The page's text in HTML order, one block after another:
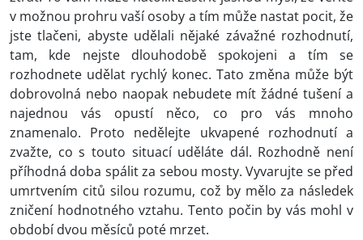
v možnou prohru vaší osoby a tím může nastat pocit, že
jste tlačeni, abyste udělali nějaké závažné rozhodnutí,
tam, kde nejste dlouhodobě spokojeni a tím se
rozhodnete udělat rychlý konec. Tato změna může být
dobrovolná nebo naopak nebudete mít žádné tušení a
najednou vás opustí něco, co pro vás mnoho
znamenalo. Proto nedělejte ukvapené rozhodnutí a
zvažte, co s touto situací uděláte dál. Rozhodně není
příhodná doba spálit za sebou mosty. Vyvarujte se před
umrtvením citů silou rozumu, což by mělo za následek
zničení hodnotného vztahu. Tento počin by vás mohl v
období dvou měsíců poté mrzet.